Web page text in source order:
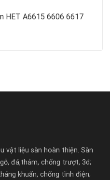
HET A6615 6606 6617
vật liệu sàn hoàn thiện. Sàn
đá,thảm, chống trượt, 3d;
khuẩn, chống tĩnh điện;